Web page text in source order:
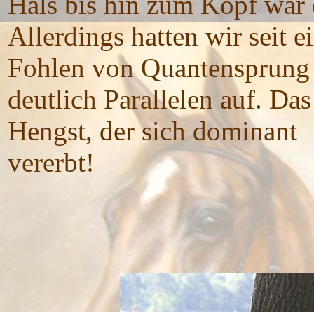
Allerdings hatten wir seit
Fohlen von
deutlich Parallelen auf.
Hengst, der sich dominant